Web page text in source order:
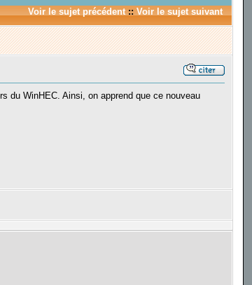
Voir le sujet précédent:: Voir le sujet suivant
du WinHEC. Ainsi, on apprend que ce nouveau